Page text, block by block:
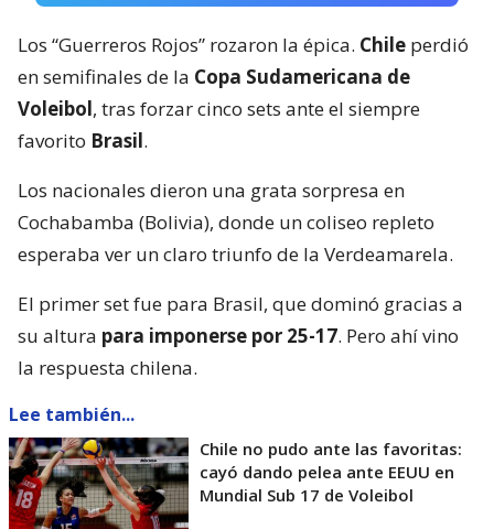
Los “Guerreros Rojos” rozaron la épica. Chile perdió
en semifinales de la Copa Sudamericana de
Voleibol, tras forzar cinco sets ante el siempre
favorito Brasil.
Los nacionales dieron una grata sorpresa en
Cochabamba (Bolivia), donde un coliseo repleto
esperaba ver un claro triunfo de la Verdeamarela.
El primer set fue para Brasil, que dominó gracias a
su altura para imponerse por 25-17. Pero ahí vino
la respuesta chilena.
Lee también...
Chile no pudo ante las favoritas:
cayó dando pelea ante EEUU en
Mundial Sub 17 de Voleibol